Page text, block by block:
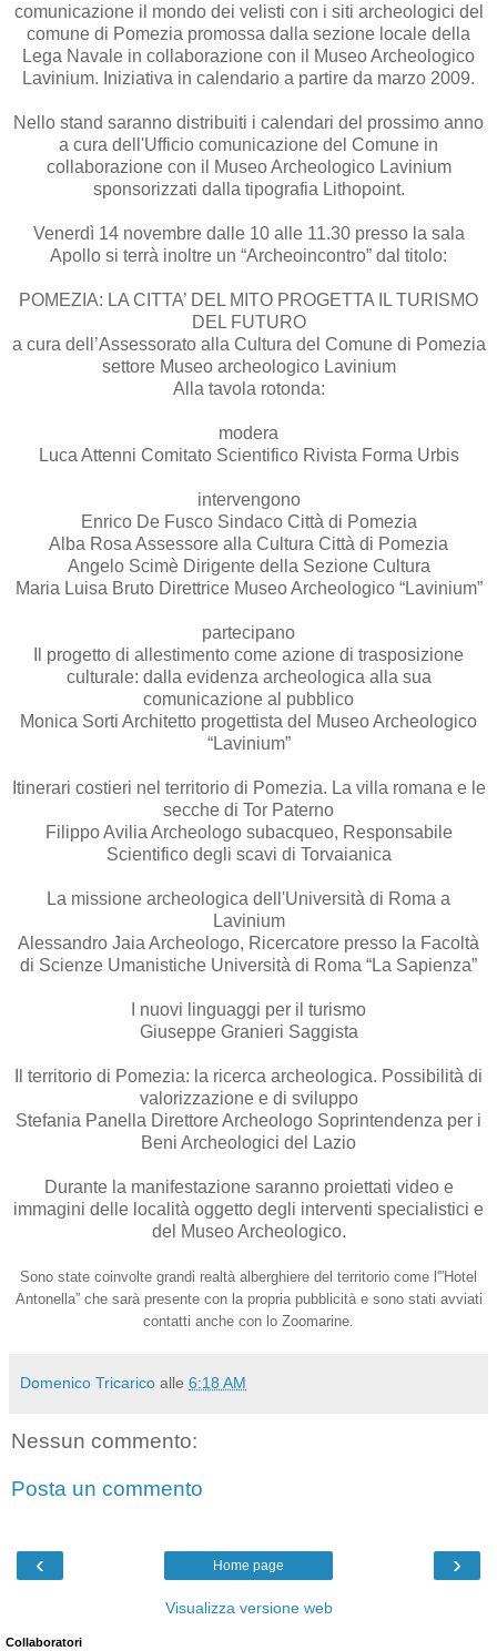
comunicazione il mondo dei velisti con i siti archeologici del
comune di Pomezia promossa dalla sezione locale della
Lega Navale in collaborazione con il Museo Archeologico
Lavinium. Iniziativa in calendario a partire da marzo 2009.
Nello stand saranno distribuiti i calendari del prossimo anno
a cura dell'Ufficio comunicazione del Comune in
collaborazione con il Museo Archeologico Lavinium
sponsorizzati dalla tipografia Lithopoint.
Venerdì 14 novembre dalle 10 alle 11.30 presso la sala
Apollo si terrà inoltre un “Archeoincontro” dal titolo:
POMEZIA: LA CITTA’ DEL MITO PROGETTA IL TURISMO
DEL FUTURO
a cura dell’Assessorato alla Cultura del Comune di Pomezia
settore Museo archeologico Lavinium
Alla tavola rotonda:
modera
Luca Attenni Comitato Scientifico Rivista Forma Urbis
intervengono
Enrico De Fusco Sindaco Città di Pomezia
Alba Rosa Assessore alla Cultura Città di Pomezia
Angelo Scimè Dirigente della Sezione Cultura
Maria Luisa Bruto Direttrice Museo Archeologico “Lavinium”
partecipano
Il progetto di allestimento come azione di trasposizione
culturale: dalla evidenza archeologica alla sua
comunicazione al pubblico
Monica Sorti Architetto progettista del Museo Archeologico
“Lavinium”
Itinerari costieri nel territorio di Pomezia. La villa romana e le
secche di Tor Paterno
Filippo Avilia Archeologo subacqueo, Responsabile
Scientifico degli scavi di Torvaianica
La missione archeologica dell'Università di Roma a
Lavinium
Alessandro Jaia Archeologo, Ricercatore presso la Facoltà
di Scienze Umanistiche Università di Roma “La Sapienza”
I nuovi linguaggi per il turismo
Giuseppe Granieri Saggista
Il territorio di Pomezia: la ricerca archeologica. Possibilità di
valorizzazione e di sviluppo
Stefania Panella Direttore Archeologo Soprintendenza per i
Beni Archeologici del Lazio
Durante la manifestazione saranno proiettati video e
immagini delle località oggetto degli interventi specialistici e
del Museo Archeologico.
Sono state coinvolte grandi realtà alberghiere del territorio come l'”Hotel
Antonella” che sarà presente con la propria pubblicità e sono stati avviati
contatti anche con lo Zoomarine.
Domenico Tricarico alle 6:18 AM
Nessun commento:
Posta un commento
‹ ›
Home page
Visualizza versione web
Collaboratori